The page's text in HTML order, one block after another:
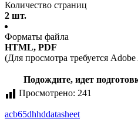
Количество страниц
2 шт.
Форматы файла
HTML, PDF
(Для просмотра требуется
Подождите, идет
Просмотрено: 241
acb65dhhddatasheet